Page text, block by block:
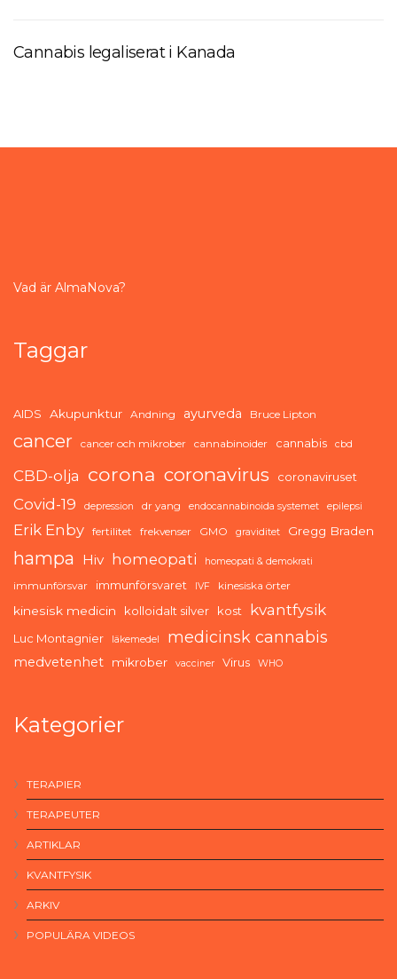
Cannabis legaliserat i Kanada
Vad är AlmaNova?
Taggar
AIDS Akupunktur Andning ayurveda Bruce Lipton
cancer cancer och mikrober cannabinoider cannabis cbd
CBD-olja corona coronavirus coronaviruset
Covid-19 depression dr yang endocannabinoida systemet epilepsi
Erik Enby fertilitet frekvenser GMO graviditet Gregg Braden
hampa Hiv homeopati homeopati & demokrati
immunförsvar immunförsvaret IVF kinesiska örter
kinesisk medicin kolloidalt silver kost kvantfysik
Luc Montagnier läkemedel medicinsk cannabis
medvetenhet mikrober vacciner Virus WHO
Kategorier
TERAPIER
TERAPEUTER
ARTIKLAR
KVANTFYSIK
ARKIV
POPULÄRA VIDEOS